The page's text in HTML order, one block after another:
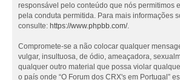
responsável pelo conteúdo que nós permitimos
pela conduta permitida. Para mais informações
consulte: https://www.phpbb.com/.
Compromete-se a não colocar qualquer
vulgar, insultuosa, de ódio, ameaçadora,
qualquer outro material que possa violar
o país onde “O Forum dos CRX's em Portugal”